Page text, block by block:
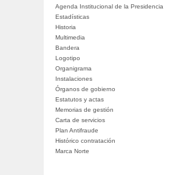
Agenda Institucional de la Presidencia
Estadísticas
Historia
Multimedia
Bandera
Logotipo
Organigrama
Instalaciones
Órganos de gobierno
Estatutos y actas
Memorias de gestión
Carta de servicios
Plan Antifraude
Histórico contratación
Marca Norte